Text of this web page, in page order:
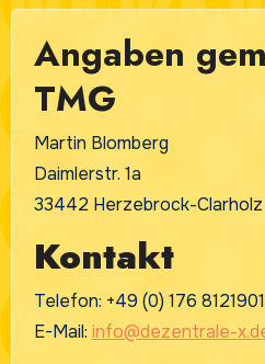
Angaben
TMG
Martin Blomberg
Daimlerstr. 1a
33442 Herzebrock-Clarholz
Kontakt
Telefon: +49 (0) 176
E-Mail: info@dezentrale-